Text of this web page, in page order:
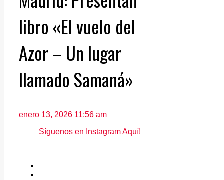
libro «El vuelo del
Azor – Un lugar
llamado Samaná»
enero 13, 2026 11:56 am
Síguenos en Instagram Aquí!